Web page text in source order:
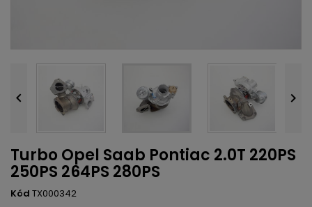
 
Turbo Opel Saab Pontiac 2.0T 220PS
250PS 264PS 280PS
Kód TX000342